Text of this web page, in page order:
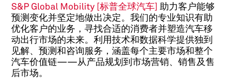
S&P Global Mobility [标普全球汽车] 助力客户能够
预测变化并坚定地做出决定。我们的专业知识有助
优化客户的业务，寻找合适的消费者并塑造汽车移
动出行市场的未来。利用技术和数据科学提供独到
见解、预测和咨询服务，涵盖每个主要市场和整个
汽车价值链——从产品规划到市场营销、销售及售
后市场。